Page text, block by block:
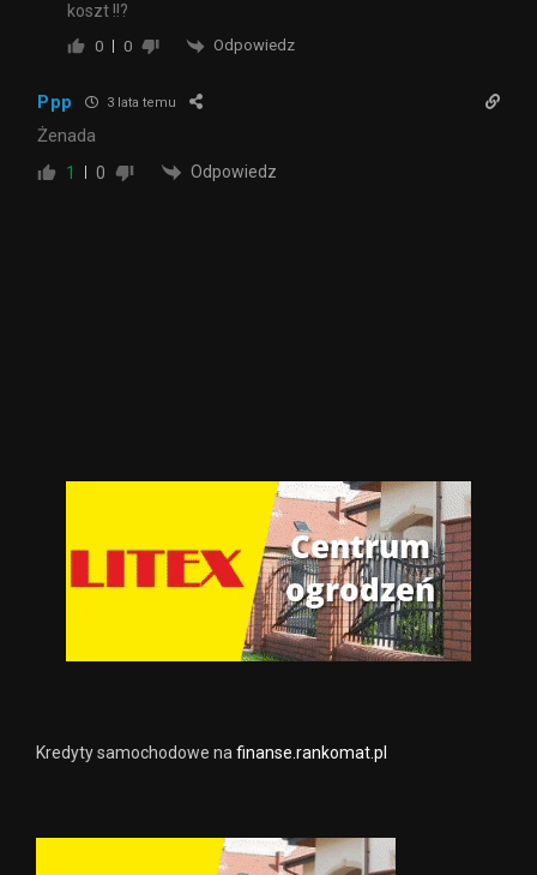
koszt !!?
0 0 Odpowiedz
Ppp 3 lata temu
Żenada
1 0 Odpowiedz
Kredyty samochodowe na finanse.rankomat.pl